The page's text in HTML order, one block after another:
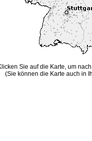
Sie auf die Karte, um
(Sie können die Karte auch in